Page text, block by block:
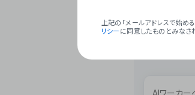
上記の「メールアドレスで始め
リシー に同意したものとみなさ